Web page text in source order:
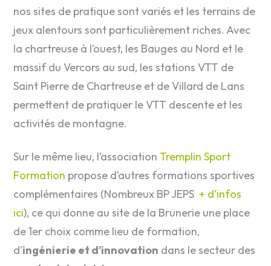
nos sites de pratique sont variés et les terrains de
jeux alentours sont particulièrement riches. Avec
la chartreuse à l’ouest, les Bauges au Nord et le
massif du Vercors au sud, les stations VTT de
Saint Pierre de Chartreuse et de Villard de Lans
permettent de pratiquer le VTT descente et les
activités de montagne.
Sur le même lieu, l’association Tremplin Sport
Formation propose d’autres formations sportives
complémentaires (Nombreux BP JEPS + d’infos
ici), ce qui donne au site de la Brunerie une place
de 1er choix comme lieu de formation,
d’ingénierie et d’innovation dans le secteur des